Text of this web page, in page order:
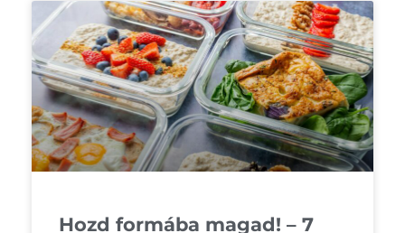
Hozd formába magad! – 7